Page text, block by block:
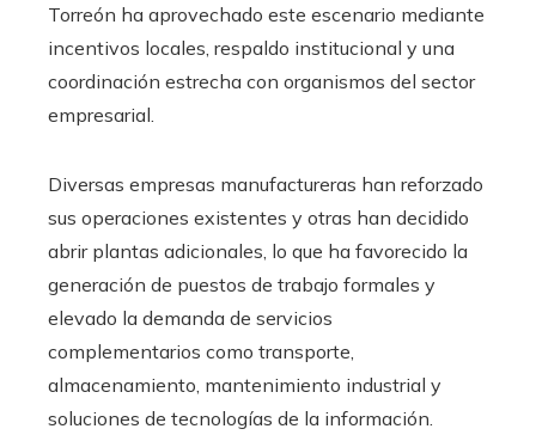
Torreón ha aprovechado este escenario mediante
incentivos locales, respaldo institucional y una
coordinación estrecha con organismos del sector
empresarial.
Diversas empresas manufactureras han reforzado
sus operaciones existentes y otras han decidido
abrir plantas adicionales, lo que ha favorecido la
generación de puestos de trabajo formales y
elevado la demanda de servicios
complementarios como transporte,
almacenamiento, mantenimiento industrial y
soluciones de tecnologías de la información.